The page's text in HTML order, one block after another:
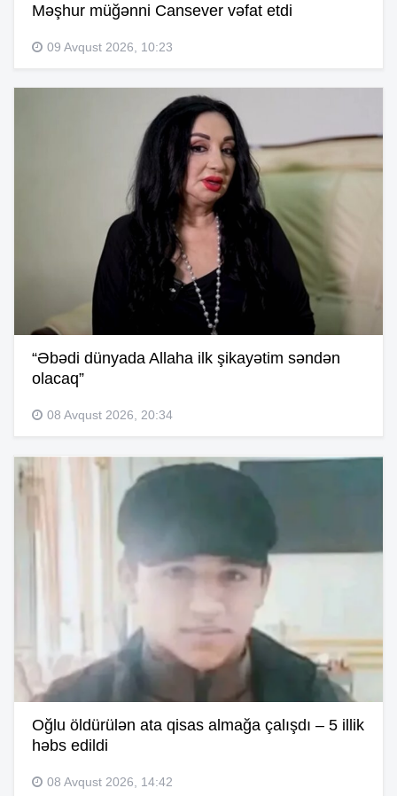
Məşhur müğənni Cansever vəfat etdi
09 Avqust 2026, 10:23
“Əbədi dünyada Allaha ilk şikayətim səndən
olacaq”
08 Avqust 2026, 20:34
Oğlu öldürülən ata qisas almağa çalışdı – 5 illik
həbs edildi
08 Avqust 2026, 14:42